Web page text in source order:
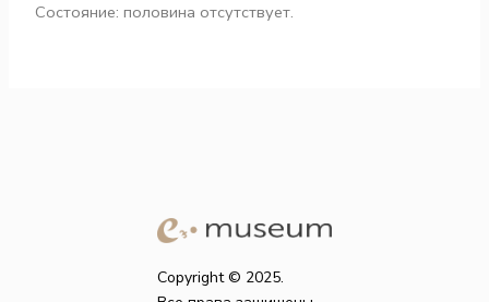
Состояние: половина отсутствует.
Copyright © 2025.